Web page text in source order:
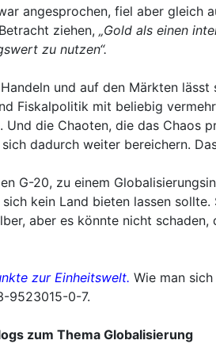
angesprochen, fiel aber gleich
ziehen, „Gold als einen
zu nutzen“.
und auf den Märkten
Fiskalpolitik mit beliebig
die Chaoten, die das Chaos
dadurch weiter bereichern.
G-20, zu einem
kein Land bieten lassen
aber es könnte nicht
zur Einheitswelt. Wie man
9523015-0-7.
zum Thema Globalisierung